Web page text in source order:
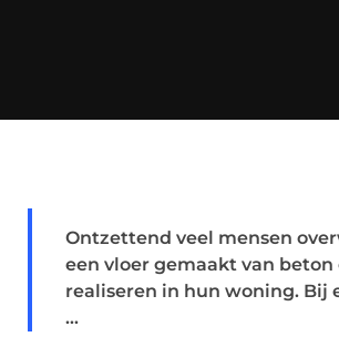
Ontzettend veel mensen
een vloer gemaakt van
realiseren in hun woning. Bij
...